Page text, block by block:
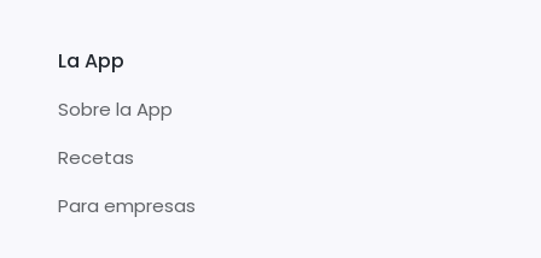
La App
Sobre la App
Recetas
Para empresas